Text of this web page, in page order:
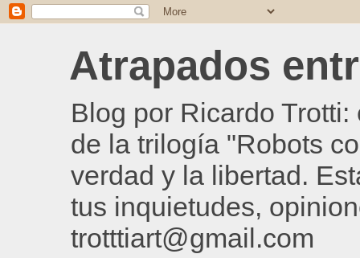
Atrapados
Blog por Ricardo
de la trilogía "Robots
verdad y la libertad.
tus inquietudes,
trotttiart@gmail.com